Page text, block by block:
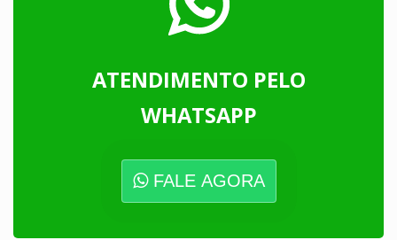
ATENDIMENTO PELO
WHATSAPP
FALE AGORA